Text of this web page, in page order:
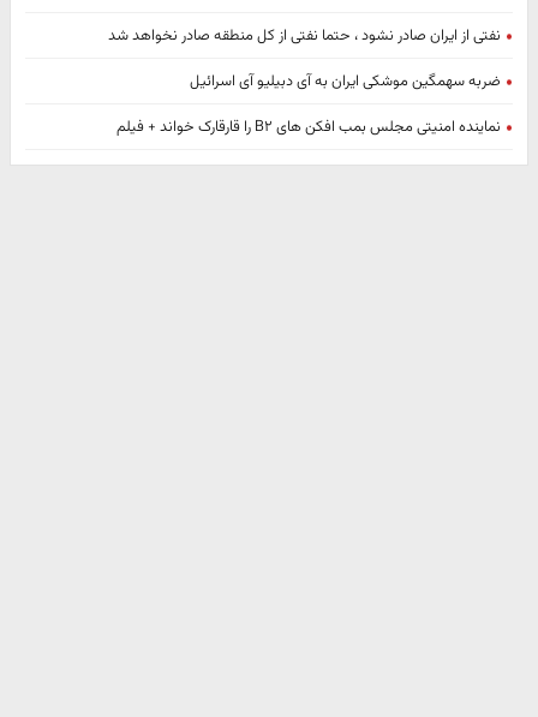
نفتی از ایران صادر نشود ، حتما نفتی از کل منطقه صادر نخواهد شد
ضربه سهمگین موشکی ایران به آی دبیلیو آی اسرائیل
نماینده امنیتی مجلس بمب افکن های B۲ را قارقارک خواند + فیلم